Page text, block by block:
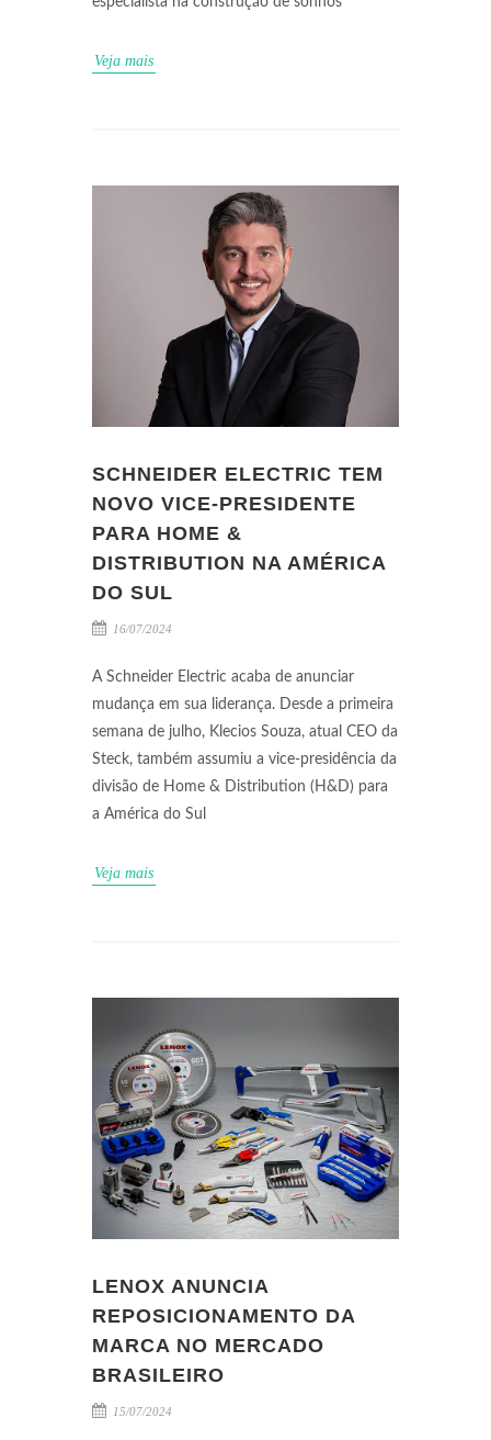
Veja mais
SCHNEIDER ELECTRIC TEM
NOVO VICE-PRESIDENTE
PARA HOME &
DISTRIBUTION NA AMÉRICA
DO SUL
16/07/2024
A Schneider Electric acaba de anunciar
mudança em sua liderança. Desde a primeira
semana de julho, Klecios Souza, atual CEO da
Steck, também assumiu a vice-presidência da
divisão de Home & Distribution (H&D) para
a América do Sul
Veja mais
LENOX ANUNCIA
REPOSICIONAMENTO DA
MARCA NO MERCADO
BRASILEIRO
15/07/2024